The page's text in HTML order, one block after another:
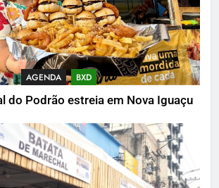
AGENDA BXD
do Podrão estreia em Nova Iguaçu